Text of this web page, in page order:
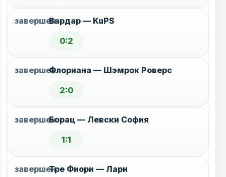
завершенВардар — KuPS
0:2
завершенФлориана — Шэмрок Роверс
2:0
завершенБорац — Левски София
1:1
завершенТре Фиори — Ларн